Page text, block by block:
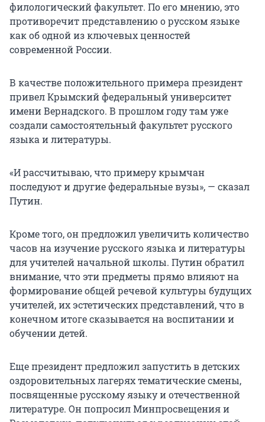
филологический факультет. По его мнению, это
противоречит представлению о русском языке
как об одной из ключевых ценностей
современной России.
В качестве положительного примера президент
привел Крымский федеральный университет
имени Вернадского. В прошлом году там уже
создали самостоятельный факультет русского
языка и литературы.
«И рассчитываю, что примеру крымчан
последуют и другие федеральные вузы», — сказал
Путин.
Кроме того, он предложил увеличить количество
часов на изучение русского языка и литературы
для учителей начальной школы. Путин обратил
внимание, что эти предметы прямо влияют на
формирование общей речевой культуры будущих
учителей, их эстетических представлений, что в
конечном итоге сказывается на воспитании и
обучении детей.
Еще президент предложил запустить в детских
оздоровительных лагерях тематические смены,
посвященные русскому языку и отечественной
литературе. Он попросил Минпросвещения и